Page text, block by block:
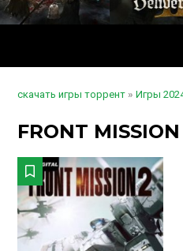
скачать игры торрент » Игры
FRONT